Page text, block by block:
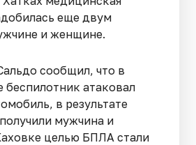
еще двум
и женщине.
сообщил, что в
беспилотник атаковал
в результате
мужчина и
целью БПЛА стали